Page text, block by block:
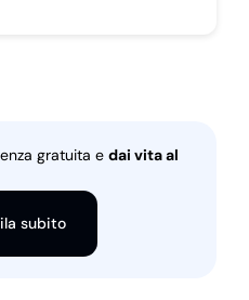
gratuita e dai vita al
subito